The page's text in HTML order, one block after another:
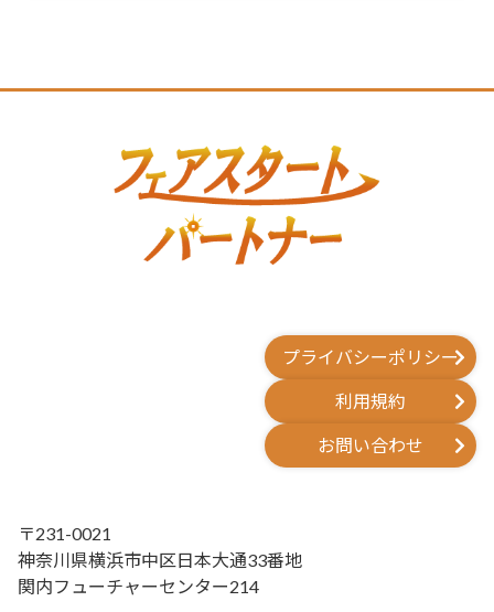
プライバシーポリシー
利用規約
お問い合わせ
〒231-0021
神奈川県横浜市中区日本大通33番地
関内フューチャーセンター214